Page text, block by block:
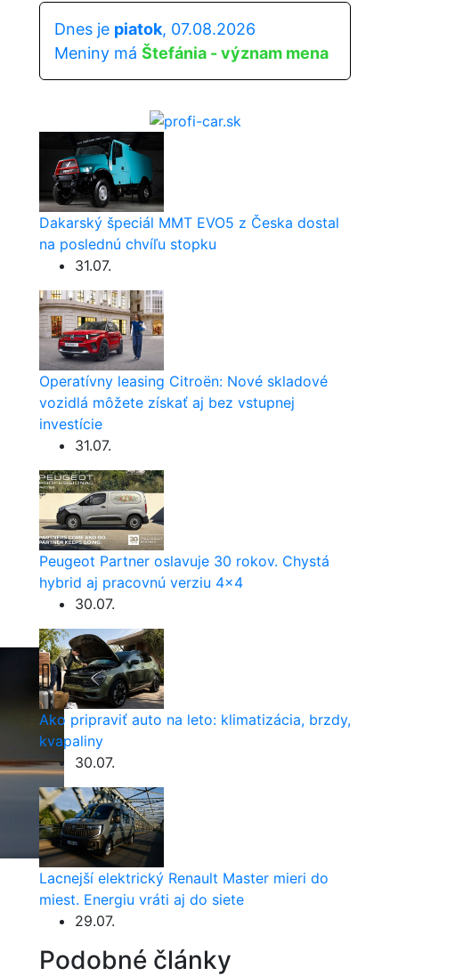
Dnes je piatok, 07.08.2026
Meniny má Štefánia - význam mena
Dakarský špeciál MMT EVO5 z Česka dostal
na poslednú chvíľu stopku
31.07.
Operatívny leasing Citroën: Nové skladové
vozidlá môžete získať aj bez vstupnej
investície
31.07.
Peugeot Partner oslavuje 30 rokov. Chystá
hybrid aj pracovnú verziu 4×4
30.07.
Ako pripraviť auto na leto: klimatizácia, brzdy,
kvapaliny
30.07.
Lacnejší elektrický Renault Master mieri do
miest. Energiu vráti aj do siete
29.07.
Podobné články